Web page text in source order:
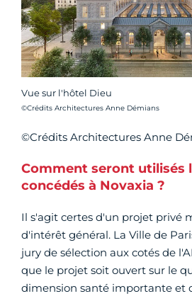
Vue sur l'hôtel Dieu
Crédit photo :
©Crédits Architectures Anne Démians
©Crédits Architectures Anne
Comment seront utilisés
concédés à Novaxia ?
Il s'agit certes d'un projet privé
d'intérêt général. La Ville de
jury de sélection aux cotés de
que le projet soit ouvert sur le
dimension santé importante et